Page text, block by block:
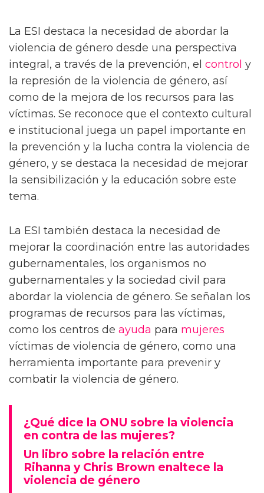
La ESI destaca la necesidad de abordar la
violencia de género desde una perspectiva
integral, a través de la prevención, el control y
la represión de la violencia de género, así
como de la mejora de los recursos para las
víctimas. Se reconoce que el contexto cultural
e institucional juega un papel importante en
la prevención y la lucha contra la violencia de
género, y se destaca la necesidad de mejorar
la sensibilización y la educación sobre este
tema.
La ESI también destaca la necesidad de
mejorar la coordinación entre las autoridades
gubernamentales, los organismos no
gubernamentales y la sociedad civil para
abordar la violencia de género. Se señalan los
programas de recursos para las víctimas,
como los centros de ayuda para mujeres
víctimas de violencia de género, como una
herramienta importante para prevenir y
combatir la violencia de género.
¿Qué dice la ONU sobre la violencia
en contra de las mujeres?
Un libro sobre la relación entre
Rihanna y Chris Brown enaltece la
violencia de género